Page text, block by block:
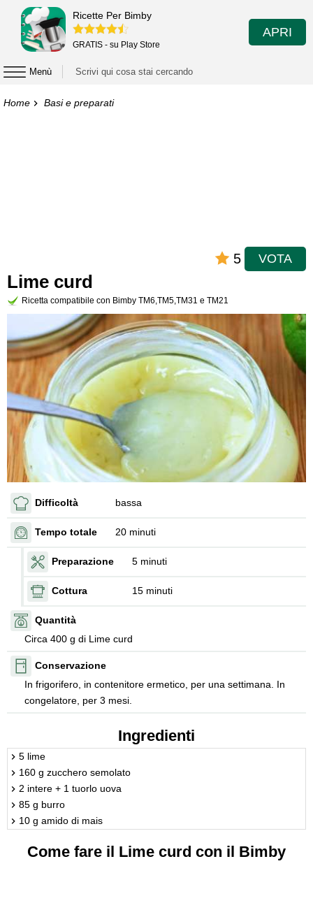
Ricette Per Bimby
GRATIS - su Play Store
APRI
Menù
Home Basi e preparati
5 VOTA
Lime curd
Ricetta compatibile con Bimby TM6,TM5,TM31 e TM21
Difficoltà bassa
Tempo totale 20 minuti
Preparazione 5 minuti
Cottura 15 minuti
Quantità
Circa 400 g di Lime curd
Conservazione
In frigorifero, in contenitore ermetico, per una settimana. In
congelatore, per 3 mesi.
Ingredienti
5 lime
160 g zucchero semolato
2 intere + 1 tuorlo uova
85 g burro
10 g amido di mais
Come fare il Lime curd con il Bimby